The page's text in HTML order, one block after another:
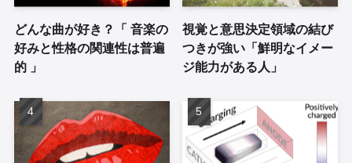
どんな曲が好き？「 音楽の
好みと性格の関連性は普遍
的 」
視覚と意思決定領域の結び
つきが強い「鮮明なイメー
ジ能力がある人」